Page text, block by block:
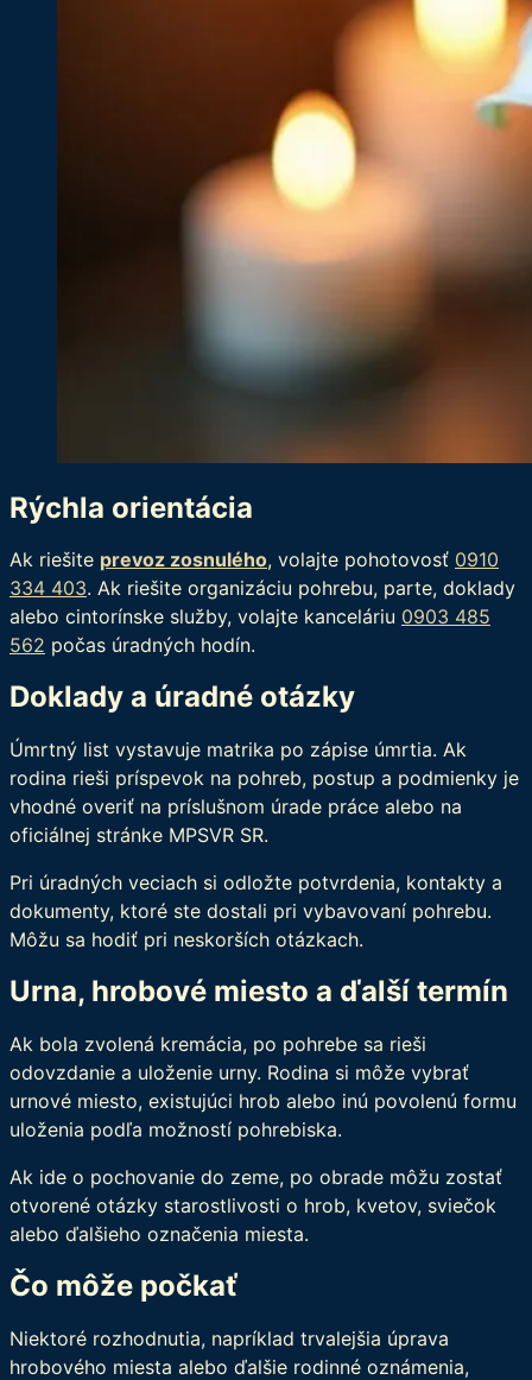
Rýchla orientácia
Ak riešite prevoz zosnulého, volajte pohotovosť 0910
334 403. Ak riešite organizáciu pohrebu, parte, doklady
alebo cintorínske služby, volajte kanceláriu 0903 485
562 počas úradných hodín.
Doklady a úradné otázky
Úmrtný list vystavuje matrika po zápise úmrtia. Ak
rodina rieši príspevok na pohreb, postup a podmienky je
vhodné overiť na príslušnom úrade práce alebo na
oficiálnej stránke MPSVR SR.
Pri úradných veciach si odložte potvrdenia, kontakty a
dokumenty, ktoré ste dostali pri vybavovaní pohrebu.
Môžu sa hodiť pri neskorších otázkach.
Urna, hrobové miesto a ďalší termín
Ak bola zvolená kremácia, po pohrebe sa rieši
odovzdanie a uloženie urny. Rodina si môže vybrať
urnové miesto, existujúci hrob alebo inú povolenú formu
uloženia podľa možností pohrebiska.
Ak ide o pochovanie do zeme, po obrade môžu zostať
otvorené otázky starostlivosti o hrob, kvetov, sviečok
alebo ďalšieho označenia miesta.
Čo môže počkať
Niektoré rozhodnutia, napríklad trvalejšia úprava
hrobového miesta alebo ďalšie rodinné oznámenia,